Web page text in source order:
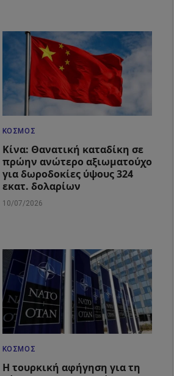
ΚΌΣΜΟΣ
Κίνα: Θανατική καταδίκη σε
πρώην ανώτερο αξιωματούχο
για δωροδοκίες ύψους 324
εκατ. δολαρίων
10/07/2026
ΚΌΣΜΟΣ
Η τουρκική αφήγηση για τη